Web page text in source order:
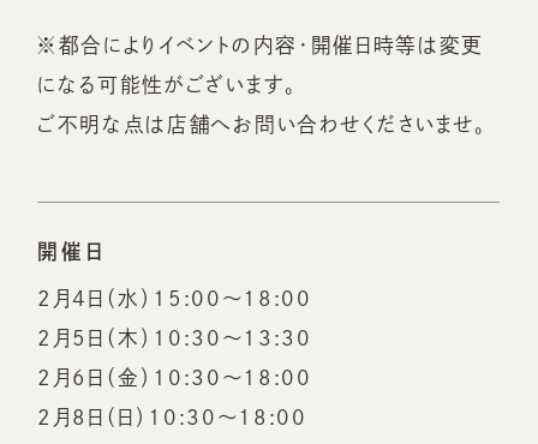
※都合によりイベントの内容・開催日時等は変更
になる可能性がございます。
ご不明な点は店舗へお問い合わせくださいませ。
開催日
2月4日（水）15:00～18:00
2月5日（木）10:30～13:30
2月6日（金）10:30～18:00
2月8日（日）10:30～18:00